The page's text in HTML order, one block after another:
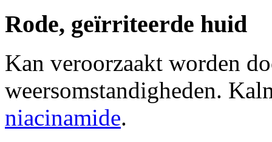
Rode, geïrriteerde huid
Kan veroorzaakt worden
weersomstandigheden.
niacinamide.